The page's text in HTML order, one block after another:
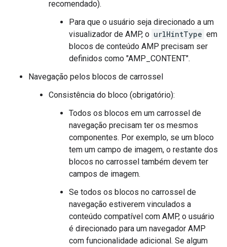
recomendado).
Para que o usuário seja direcionado a um
visualizador de AMP, o urlHintType em
blocos de conteúdo AMP precisam ser
definidos como "AMP_CONTENT".
Navegação pelos blocos de carrossel
Consistência do bloco (obrigatório):
Todos os blocos em um carrossel de
navegação precisam ter os mesmos
componentes. Por exemplo, se um bloco
tem um campo de imagem, o restante dos
blocos no carrossel também devem ter
campos de imagem.
Se todos os blocos no carrossel de
navegação estiverem vinculados a
conteúdo compatível com AMP, o usuário
é direcionado para um navegador AMP
com funcionalidade adicional. Se algum